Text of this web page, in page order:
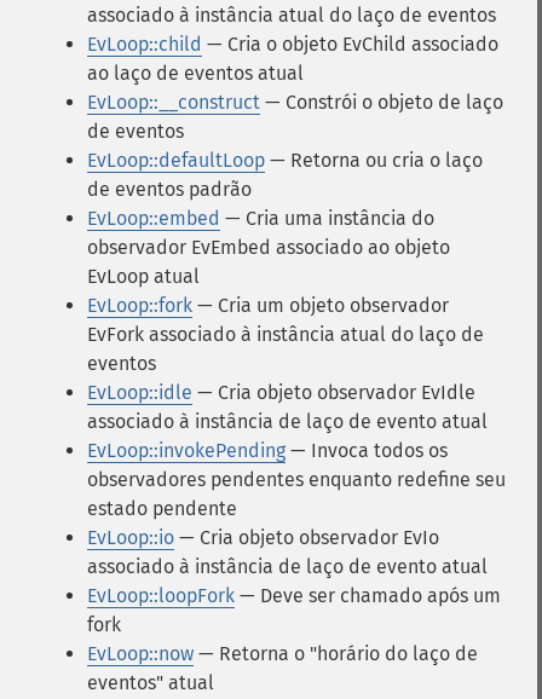
associado à instância atual do laço de eventos
EvLoop::child — Cria o objeto EvChild associado
ao laço de eventos atual
EvLoop::__construct — Constrói o objeto de laço
de eventos
EvLoop::defaultLoop — Retorna ou cria o laço
de eventos padrão
EvLoop::embed — Cria uma instância do
observador EvEmbed associado ao objeto
EvLoop atual
EvLoop::fork — Cria um objeto observador
EvFork associado à instância atual do laço de
eventos
EvLoop::idle — Cria objeto observador EvIdle
associado à instância de laço de evento atual
EvLoop::invokePending — Invoca todos os
observadores pendentes enquanto redefine seu
estado pendente
EvLoop::io — Cria objeto observador EvIo
associado à instância de laço de evento atual
EvLoop::loopFork — Deve ser chamado após um
fork
EvLoop::now — Retorna o "horário do laço de
eventos" atual